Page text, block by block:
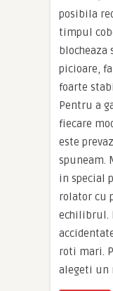
posibila
timpul
blocheaza
picioare,
foarte
Pentru a
fiecare
este
spuneam.
in special
rolator cu
echilibrul.
roti mari.
alegeti un